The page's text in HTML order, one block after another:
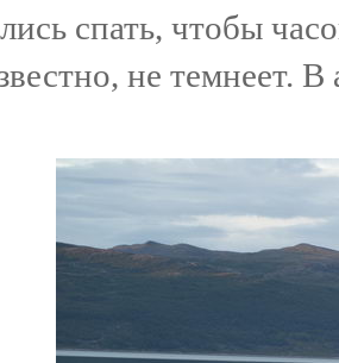
спать, чтобы
не темнеет.